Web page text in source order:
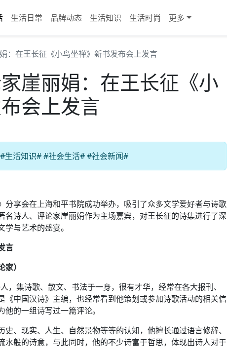
生活日常 品牌动态 生活知识 生活时尚 更多
：在王长征《小鸟坐禅》新书发布会上发言
崖丽娟：在王长征《小
会上发言
生活知识# #社会生活# #社会新闻#
分享会在上海和平书院成功举办，吸引了众多文学爱好者与诗歌
名诗人、评论家崖丽娟作为主场嘉宾，对王长征的诗集进行了深
与艺术的盛宴。
言
）
，集诗歌、散文、书法于一身，很有才华，经常在各大报刊、
《中国汉诗》主编，也经常看到他策划或参加诗歌活动的相关信
的一组诗写过一篇评论。
、现实、人生、自然景物等等的认知，他擅长通过语言修辞、
水般的诗意，与此同时，他的不少诗富于哲思，体现出诗人对于